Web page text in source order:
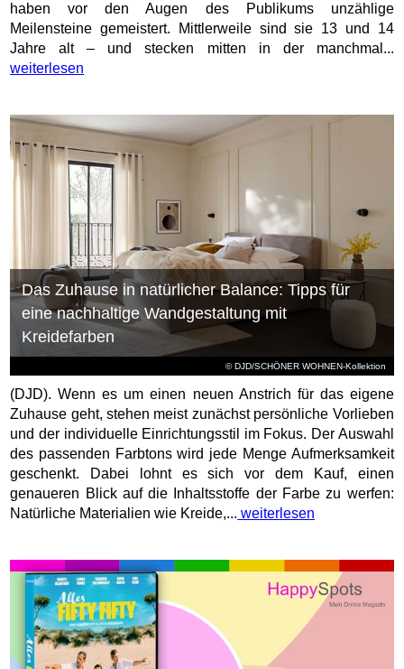
haben vor den Augen des Publikums unzählige
Meilensteine gemeistert. Mittlerweile sind sie 13 und 14
Jahre alt – und stecken mitten in der manchmal...
weiterlesen
© DJD/SCHÖNER WOHNEN-Kollektion
Das Zuhause in natürlicher Balance: Tipps für
eine nachhaltige Wandgestaltung mit
Kreidefarben
(DJD). Wenn es um einen neuen Anstrich für das eigene
Zuhause geht, stehen meist zunächst persönliche Vorlieben
und der individuelle Einrichtungsstil im Fokus. Der Auswahl
des passenden Farbtons wird jede Menge Aufmerksamkeit
geschenkt. Dabei lohnt es sich vor dem Kauf, einen
genaueren Blick auf die Inhaltsstoffe der Farbe zu werfen:
Natürliche Materialien wie Kreide,... weiterlesen